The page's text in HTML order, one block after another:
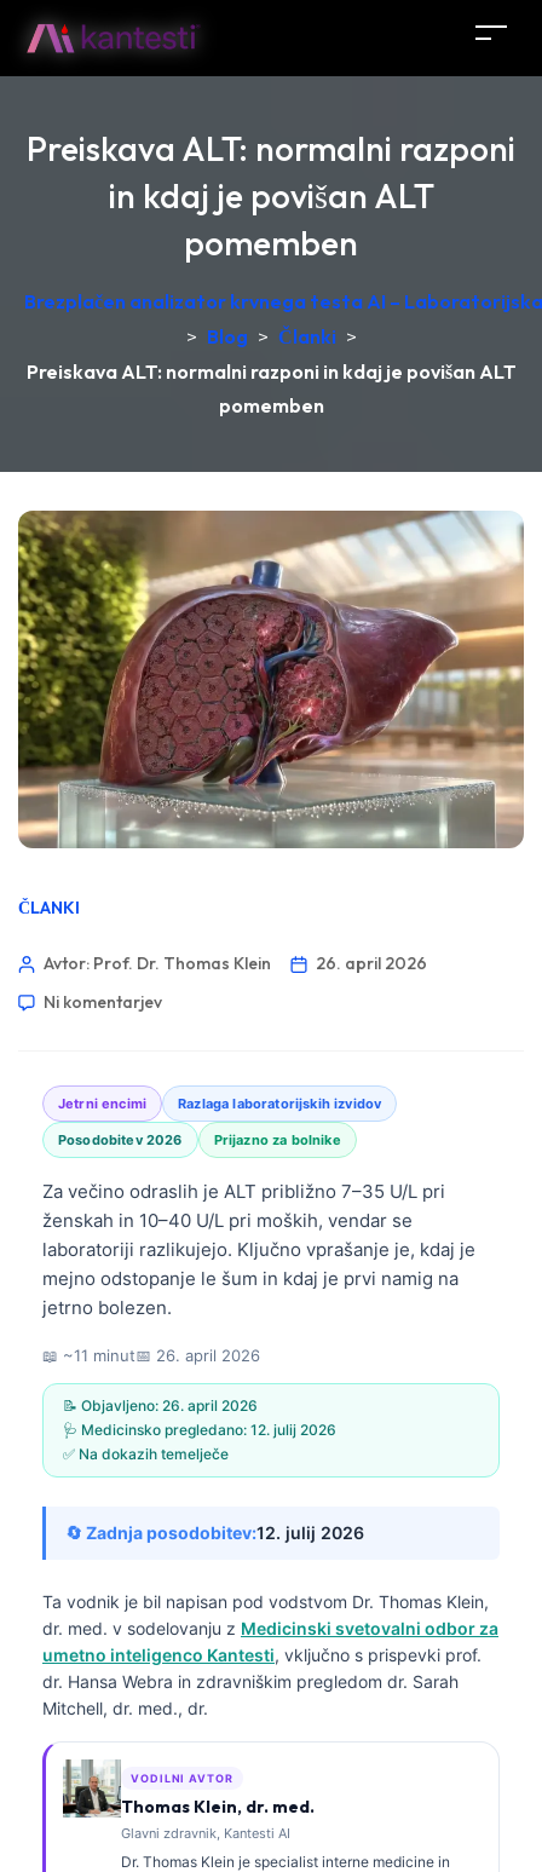
Preiskava ALT: normalni razponi
in kdaj je povišan ALT
pomemben
Brezplačen analizator krvnega testa AI –
> Blog > Članki >
Preiskava ALT: normalni razponi in kdaj je povišan ALT
pomemben
ČLANKI
Avtor: Prof. Dr. Thomas Klein
26. april 2026
Ni komentarjev
Jetrni encimi Razlaga laboratorijskih izvidov
Posodobitev 2026 Prijazno za bolnike
Za večino odraslih je ALT približno 7–35 U/L pri
ženskah in 10–40 U/L pri moških, vendar se
laboratoriji razlikujejo. Ključno vprašanje je, kdaj je
mejno odstopanje le šum in kdaj je prvi namig na
jetrno bolezen.
📖 ~11 minut📅 26. april 2026
📝 Objavljeno: 26. april 2026
🩺 Medicinsko pregledano: 12. julij 2026
✅ Na dokazih temelječe
🔄 Zadnja posodobitev:12. julij 2026
Ta vodnik je bil napisan pod vodstvom Dr. Thomas Klein,
dr. med. v sodelovanju z Medicinski svetovalni odbor za
umetno inteligenco Kantesti, vključno s prispevki prof.
dr. Hansa Webra in zdravniškim pregledom dr. Sarah
Mitchell, dr. med., dr.
VODILNI AVTOR
Thomas Klein, dr. med.
Glavni zdravnik, Kantesti AI
Dr. Thomas Klein je specialist interne medicine in